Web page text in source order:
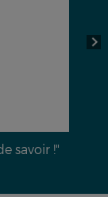
hydrique